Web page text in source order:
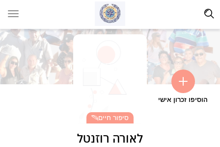
הוסיפו זכרון אישי
סיפור חיים
לאורה רוזנטל